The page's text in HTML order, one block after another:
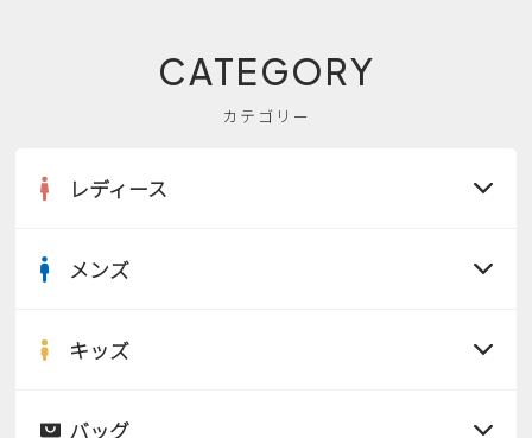
CATEGORY
カテゴリー
レディース
サンダル
メンズ
サンダル
キッズ
バッグ